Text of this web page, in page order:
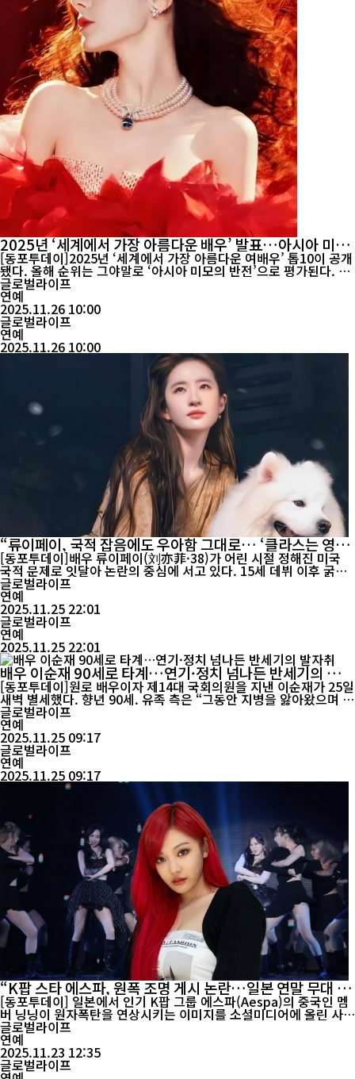
2025년 ‘세계에서 가장 아름다운 배우’ 발표…아시아 미모
약진, 1위는 중국의 디리러바
[동포투데이]2025년 ‘세계에서 가장 아름다운 여배우’ 톱10이 공개
됐다. 올해 순위는 그야말로 ‘아시아 미모의 반전’으로 평가된다. 전
체 10명 중 5명이 아시아 여배우로 선정되며, 기존의 서구 중심 미모
기준을 크게 흔들었다. 특히 1위에는 중국 배우 디리러바가 이름을
올리며 글로벌 화제를 모았다. 이번 순위에는 할리우드 톱스타부터
중동·남아시아·동아시아 대표 미녀까지 각국을 대표하는 배우들이
포함됐다...
글로벌라이프
연예
2025.11.26 10:00
글로벌라이프
연예
2025.11.26 10:00
“류이페이, 국적 잡음에도 우아함 그대로… ‘클라스는 영
원’”
[동포투데이]배우 류이페이(刘亦菲·38)가 어린 시절 정해진 미국
국적 문제로 잇달아 논란의 중심에 서고 있다. 15세 데뷔 이후 굵직
한 작품으로 중국을 대표하는 배우로 자리 잡았지만, 최근 국적을 둘
러싼 논쟁이 겹치며 활동 전반에 적잖은 영향을 받고 있다는 평가가
나온다. 올해 골든이글 어워즈 시상식에서 가장 유력한 수상 후보로
꼽힌 류이페이는 득표에서 큰 차이로 앞섰음에도 불구하고 심사위원
회로부터 ...
글로벌라이프
연예
2025.11.25 22:01
글로벌라이프
연예
2025.11.25 22:01
배우 이순재 90세로 타계…연기·정치 넘나든 반세기의 발
자취
[동포투데이]원로 배우이자 제14대 국회의원을 지낸 이순재가 25일
새벽 별세했다. 향년 90세. 유족 측은 “그동안 지병을 앓아왔으며 가
족들이 임종을 지켰다”고 밝혔다. 1934년 함경북도 회령에서 태어
난 이순재는 해방과 전쟁을 거쳐 서울로 내려와 서울고와 서울대 철
학과를 졸업했다. 학문 대신 연기를 선택한 그는 1960년 KBS 1기
탤런트로 데뷔했다. 전문 교육 체계가 미흡했던 시절, 그는 연극·라
디오·TV를 오가며 정...
글로벌라이프
연예
2025.11.25 09:17
글로벌라이프
연예
2025.11.25 09:17
“K팝 스타 에스파, 원폭 조명 게시 논란…일본 연말 무대 출
연 불똥”
[동포투데이] 일본에서 인기 K팝 그룹 에스파(Aespa)의 중국인 멤
버 닝닝이 원자폭탄을 연상시키는 이미지를 소셜미디어에 올린 사실
이 알려지면서 거센 논란이 일고 있다. 이를 문제 삼아 에스파의 일
본 연말 음악 프로그램 출연을 금지해 달라는 온라인 청원이 10만 건
이상 서명됐다. 청원은 에스파 멤버가 2022년 5월 게시한 사진에 대
해 문제를 제기하며, ...
글로벌라이프
연예
2025.11.23 12:35
글로벌라이프